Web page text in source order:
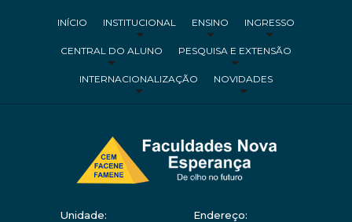
INÍCIO INSTITUCIONAL ENSINO INGRESSO
CENTRAL DO ALUNO PESQUISA E EXTENSÃO
INTERNACIONALIZAÇÃO NOVIDADES
Unidade: Endereço: